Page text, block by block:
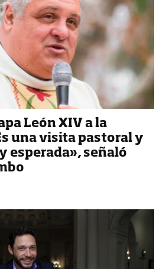
León XIV a la
una visita pastoral y
esperada», señaló